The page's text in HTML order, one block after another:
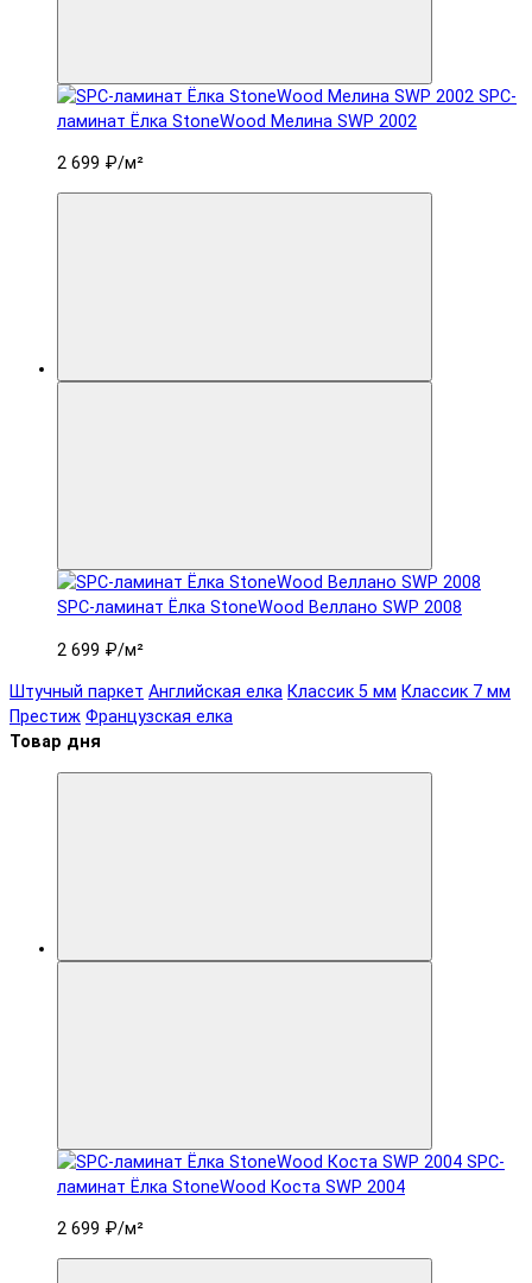
SPC-
ламинат Ëлка StoneWood Мелина SWP 2002
2 699 ₽/м²
SPC-ламинат Ëлка StoneWood Веллано SWP 2008
2 699 ₽/м²
Штучный паркет Английская елка Классик 5 мм Классик 7 мм
Престиж Французская елка
Товар дня
SPC-
ламинат Ëлка StoneWood Коста SWP 2004
2 699 ₽/м²